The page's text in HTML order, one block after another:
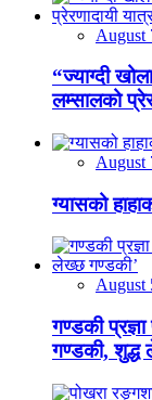
August
“ज्याग्दी
लम्सालको
August
ग्यासको
August
गण्डकी
गण्डकी, शुद्ध